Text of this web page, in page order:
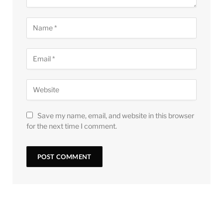
Save my name, email, and website in this browser
for the next time I comment.